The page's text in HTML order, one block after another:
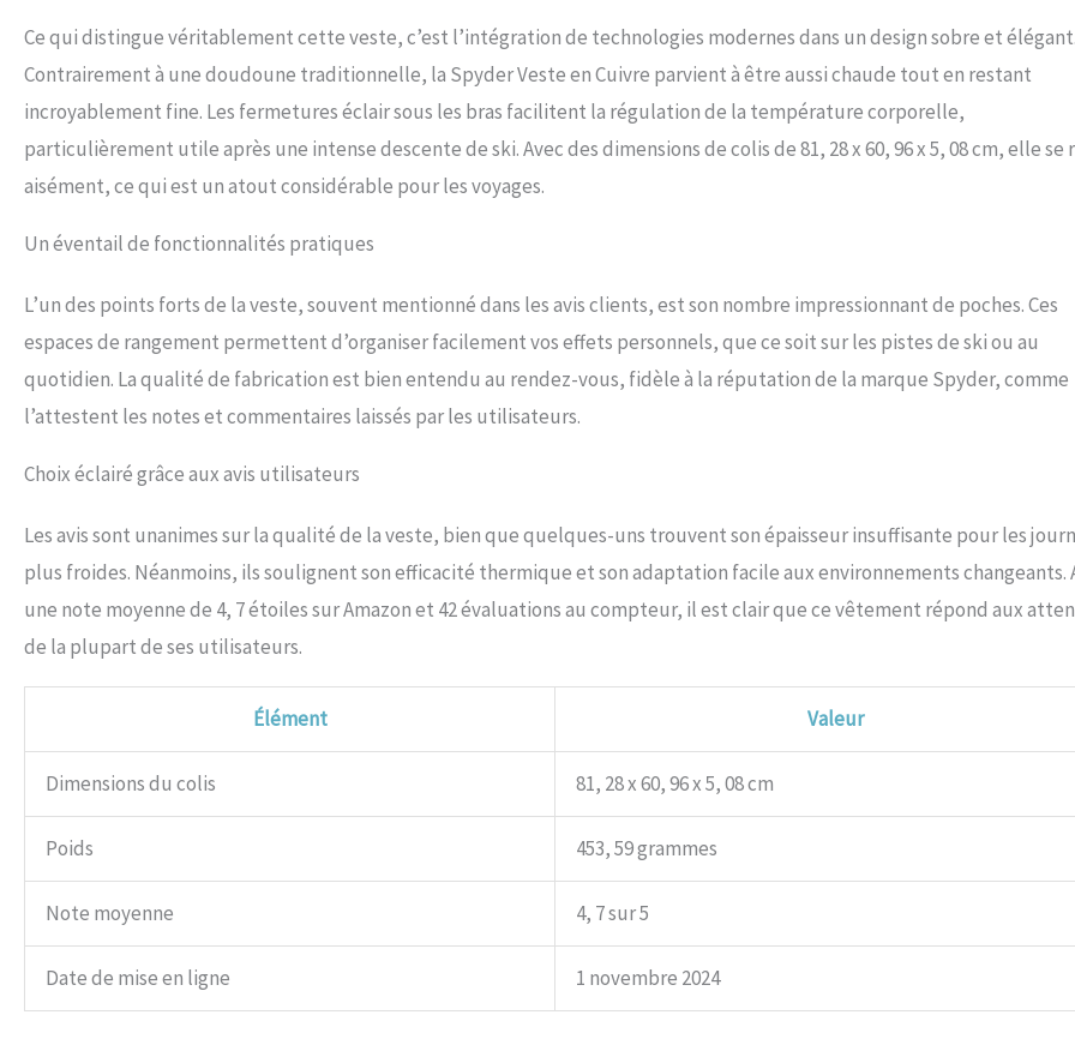
Ce qui distingue véritablement cette veste, c’est l’intégration de technologies modernes dans un design sobre et
Contrairement à une doudoune traditionnelle, la Spyder Veste en Cuivre parvient à être aussi chaude tout en restant
incroyablement fine. Les fermetures éclair sous les bras facilitent la régulation de la température corporelle,
particulièrement utile après une intense descente de ski. Avec des dimensions de colis de 81, 28 x 60, 96 x 5, 08 cm, elle se
aisément, ce qui est un atout considérable pour les voyages.
Un éventail de fonctionnalités pratiques
L’un des points forts de la veste, souvent mentionné dans les avis clients, est son nombre impressionnant de poches. Ces
espaces de rangement permettent d’organiser facilement vos effets personnels, que ce soit sur les pistes de ski ou au
quotidien. La qualité de fabrication est bien entendu au rendez-vous, fidèle à la réputation de la marque Spyder, comme
l’attestent les notes et commentaires laissés par les utilisateurs.
Choix éclairé grâce aux avis utilisateurs
Les avis sont unanimes sur la qualité de la veste, bien que quelques-uns trouvent son épaisseur insuffisante pour les
plus froides. Néanmoins, ils soulignent son efficacité thermique et son adaptation facile aux environnements changeants.
une note moyenne de 4, 7 étoiles sur Amazon et 42 évaluations au compteur, il est clair que ce vêtement répond aux
de la plupart de ses utilisateurs.
Élément Valeur
Dimensions du colis 81, 28 x 60, 96 x 5, 08 cm
Poids 453, 59 grammes
Note moyenne 4, 7 sur 5
Date de mise en ligne 1 novembre 2024